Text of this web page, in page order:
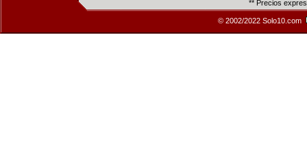
** Precios
© 2002/2022 Solo10.com